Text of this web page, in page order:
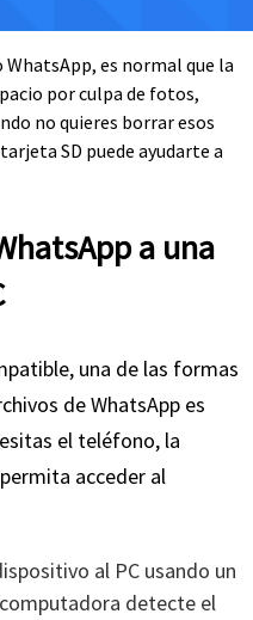
es normal que la
por culpa de fotos,
no quieres borrar esos
SD puede ayudarte a
a una
una de las formas
de WhatsApp es
el teléfono, la
acceder al
al PC usando un
detecte el